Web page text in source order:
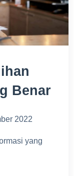
Benar
2022
yang